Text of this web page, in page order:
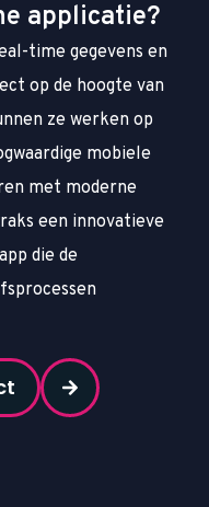
applicatie?
time gegevens en
op de hoogte van
ze werken op
mobiele
met moderne
een innovatieve
die de